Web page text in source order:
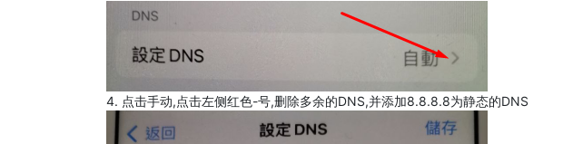
4. 点击手动,点击左侧红色-号,删除多余的DNS,并添加8.8.8.8为静态的DNS